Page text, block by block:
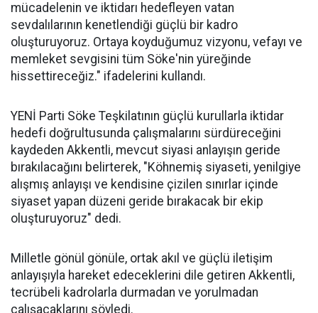
mücadelenin ve iktidarı hedefleyen vatan
sevdalılarının kenetlendiği güçlü bir kadro
oluşturuyoruz. Ortaya koyduğumuz vizyonu, vefayı ve
memleket sevgisini tüm Söke'nin yüreğinde
hissettireceğiz." ifadelerini kullandı.
YENİ Parti Söke Teşkilatının güçlü kurullarla iktidar
hedefi doğrultusunda çalışmalarını sürdüreceğini
kaydeden Akkentli, mevcut siyasi anlayışın geride
bırakılacağını belirterek, "Köhnemiş siyaseti, yenilgiye
alışmış anlayışı ve kendisine çizilen sınırlar içinde
siyaset yapan düzeni geride bırakacak bir ekip
oluşturuyoruz" dedi.
Milletle gönül gönüle, ortak akıl ve güçlü iletişim
anlayışıyla hareket edeceklerini dile getiren Akkentli,
tecrübeli kadrolarla durmadan ve yorulmadan
çalışacaklarını söyledi.